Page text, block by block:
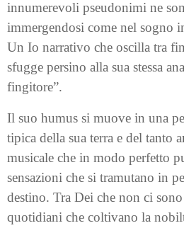
innumerevoli pseudonimi ne
immergendosi come nel sogno
Un Io narrativo che oscilla tra
sfugge persino alla sua stessa
fingitore”.
Il suo humus si muove in una
tipica della sua terra e del tanto
musicale che in modo perfetto
sensazioni che si tramutano in
destino. Tra Dei che non ci
quotidiani che coltivano la